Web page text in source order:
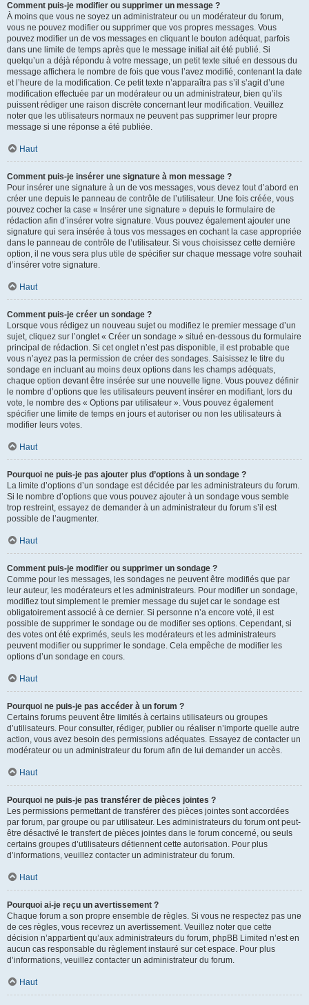
Comment puis-je modifier ou supprimer un message ?
À moins que vous ne soyez un administrateur ou un modérateur du forum,
vous ne pouvez modifier ou supprimer que vos propres messages. Vous
pouvez modifier un de vos messages en cliquant le bouton adéquat, parfois
dans une limite de temps après que le message initial ait été publié. Si
quelqu’un a déjà répondu à votre message, un petit texte situé en dessous du
message affichera le nombre de fois que vous l’avez modifié, contenant la date
et l’heure de la modification. Ce petit texte n’apparaîtra pas s’il s’agit d’une
modification effectuée par un modérateur ou un administrateur, bien qu’ils
puissent rédiger une raison discrète concernant leur modification. Veuillez
noter que les utilisateurs normaux ne peuvent pas supprimer leur propre
message si une réponse a été publiée.
Haut
Comment puis-je insérer une signature à mon message ?
Pour insérer une signature à un de vos messages, vous devez tout d’abord en
créer une depuis le panneau de contrôle de l’utilisateur. Une fois créée, vous
pouvez cocher la case « Insérer une signature » depuis le formulaire de
rédaction afin d’insérer votre signature. Vous pouvez également ajouter une
signature qui sera insérée à tous vos messages en cochant la case appropriée
dans le panneau de contrôle de l’utilisateur. Si vous choisissez cette dernière
option, il ne vous sera plus utile de spécifier sur chaque message votre souhait
d’insérer votre signature.
Haut
Comment puis-je créer un sondage ?
Lorsque vous rédigez un nouveau sujet ou modifiez le premier message d’un
sujet, cliquez sur l’onglet « Créer un sondage » situé en-dessous du formulaire
principal de rédaction. Si cet onglet n’est pas disponible, il est probable que
vous n’ayez pas la permission de créer des sondages. Saisissez le titre du
sondage en incluant au moins deux options dans les champs adéquats,
chaque option devant être insérée sur une nouvelle ligne. Vous pouvez définir
le nombre d’options que les utilisateurs peuvent insérer en modifiant, lors du
vote, le nombre des « Options par utilisateur ». Vous pouvez également
spécifier une limite de temps en jours et autoriser ou non les utilisateurs à
modifier leurs votes.
Haut
Pourquoi ne puis-je pas ajouter plus d’options à un sondage ?
La limite d’options d’un sondage est décidée par les administrateurs du forum.
Si le nombre d’options que vous pouvez ajouter à un sondage vous semble
trop restreint, essayez de demander à un administrateur du forum s’il est
possible de l’augmenter.
Haut
Comment puis-je modifier ou supprimer un sondage ?
Comme pour les messages, les sondages ne peuvent être modifiés que par
leur auteur, les modérateurs et les administrateurs. Pour modifier un sondage,
modifiez tout simplement le premier message du sujet car le sondage est
obligatoirement associé à ce dernier. Si personne n’a encore voté, il est
possible de supprimer le sondage ou de modifier ses options. Cependant, si
des votes ont été exprimés, seuls les modérateurs et les administrateurs
peuvent modifier ou supprimer le sondage. Cela empêche de modifier les
options d’un sondage en cours.
Haut
Pourquoi ne puis-je pas accéder à un forum ?
Certains forums peuvent être limités à certains utilisateurs ou groupes
d’utilisateurs. Pour consulter, rédiger, publier ou réaliser n’importe quelle autre
action, vous avez besoin des permissions adéquates. Essayez de contacter un
modérateur ou un administrateur du forum afin de lui demander un accès.
Haut
Pourquoi ne puis-je pas transférer de pièces jointes ?
Les permissions permettant de transférer des pièces jointes sont accordées
par forum, par groupe ou par utilisateur. Les administrateurs du forum ont peut-
être désactivé le transfert de pièces jointes dans le forum concerné, ou seuls
certains groupes d’utilisateurs détiennent cette autorisation. Pour plus
d’informations, veuillez contacter un administrateur du forum.
Haut
Pourquoi ai-je reçu un avertissement ?
Chaque forum a son propre ensemble de règles. Si vous ne respectez pas une
de ces règles, vous recevrez un avertissement. Veuillez noter que cette
décision n’appartient qu’aux administrateurs du forum, phpBB Limited n’est en
aucun cas responsable du règlement instauré sur cet espace. Pour plus
d’informations, veuillez contacter un administrateur du forum.
Haut